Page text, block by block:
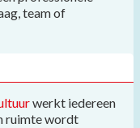
team of
werkt iedereen
ruimte wordt